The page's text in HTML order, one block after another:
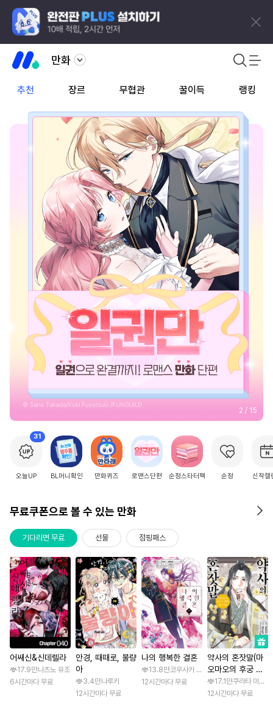
만화
추천 장르 무협관 꿀이득 랭킹
2 / 15
31
오늘UP BL머니확인 만화퀴즈 로맨스단편 순정스타터팩 순정 신작캘
무료쿠폰으로 볼 수 있는 만화
기다리면 무료 선물 점핑패스
어쌔신&신데렐라
17.9만나츠노 유조
6시간마다 무료
안경, 때때로, 불량
아
3.4만나루키
12시간마다 무료
나의 행복한 결혼
13.8만코우사카 리토 / 아기토기 아쿠미
12시간마다 무료
약사의 혼잣말(마
오마오의 후궁 수
수께끼 풀이수첩)
17.1만쿠라타 미노
12시간마다 무료